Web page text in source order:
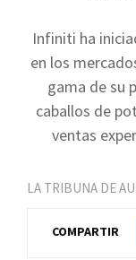
Infiniti ha
en los
gama de su
caballos de
ventas
LA TRIBUNA DE
COMPARTIR